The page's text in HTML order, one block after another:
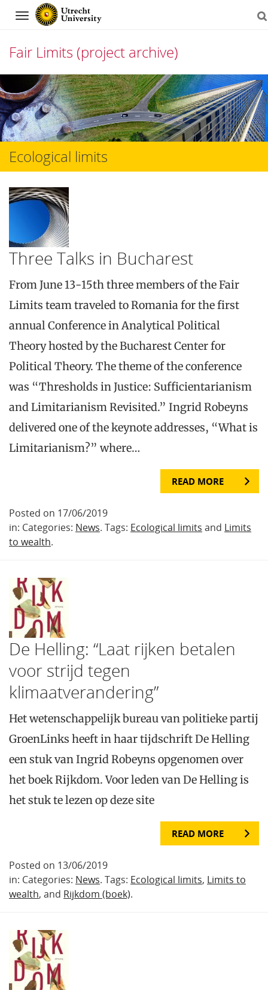
Navigation
Fair Limits (project archive)
Skip
to
content
Ecological limits
Three Talks in Bucharest
From June 13-15th three members of the Fair
Limits team traveled to Romania for the first
annual Conference in Analytical Political
Theory hosted by the Bucharest Center for
Political Theory. The theme of the conference
was “Thresholds in Justice: Sufficientarianism
and Limitarianism Revisited.” Ingrid Robeyns
delivered one of the keynote addresses, “What is
Limitarianism?” where…
READ MORE
Posted on 17/06/2019
in: Categories: News. Tags: Ecological limits and Limits
to wealth.
De Helling: “Laat rijken betalen
voor strijd tegen
klimaatverandering”
Het wetenschappelijk bureau van politieke partij
GroenLinks heeft in haar tijdschrift De Helling
een stuk van Ingrid Robeyns opgenomen over
het boek Rijkdom. Voor leden van De Helling is
het stuk te lezen op deze site
READ MORE
Posted on 13/06/2019
in: Categories: News. Tags: Ecological limits, Limits to
wealth, and Rijkdom (boek).